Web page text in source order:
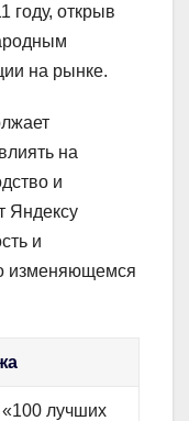
году, открыв
на рынке.
на
и
Яндексу
и
изменяющемся
лучших